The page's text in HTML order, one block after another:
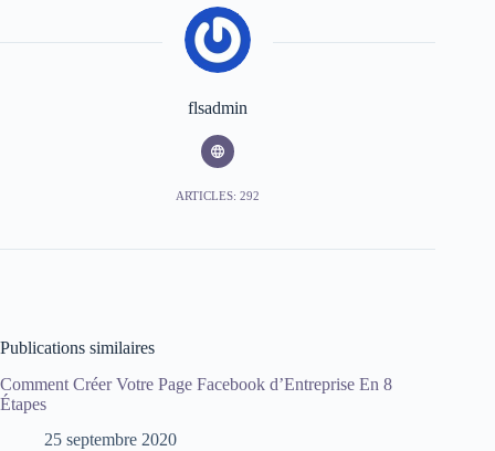
flsadmin
ARTICLES: 292
Publications similaires
Comment Créer Votre Page Facebook d’Entreprise En 8
Étapes
25 septembre 2020